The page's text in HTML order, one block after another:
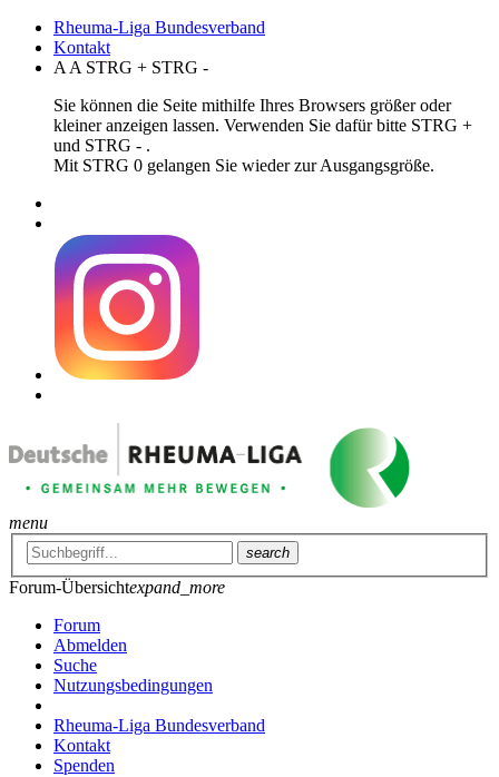
Rheuma-Liga Bundesverband
Kontakt
A A STRG + STRG -
Sie können die Seite mithilfe Ihres Browsers größer oder
kleiner anzeigen lassen. Verwenden Sie dafür bitte STRG +
und STRG - .
Mit STRG 0 gelangen Sie wieder zur Ausgangsgröße.
menu
search
Forum-Übersichtexpand_more
Forum
Abmelden
Suche
Nutzungsbedingungen
Rheuma-Liga Bundesverband
Kontakt
Spenden